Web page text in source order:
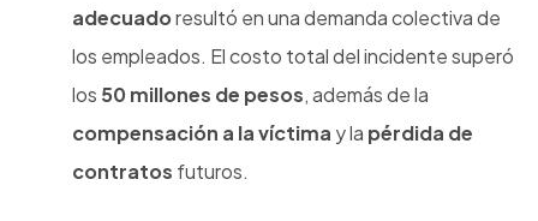
adecuadoresultó en una demanda colectiva de
los empleados. El costo total del incidente superó
los 50 millones de pesos, además de la
compensación a la víctima y la pérdida de
contratos futuros.